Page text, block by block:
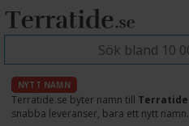
NYTT NAMN
Terratide.se byter namn till Terratide
snabba leveranser, bara ett nytt namn.